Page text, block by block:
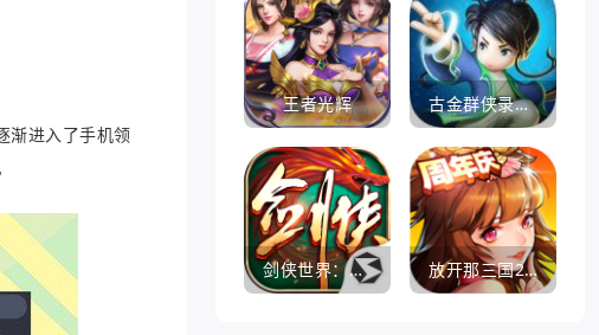
渐进入了手机领
王者光辉 古金群侠录手游
剑侠世界：起源 放开那三国2360版